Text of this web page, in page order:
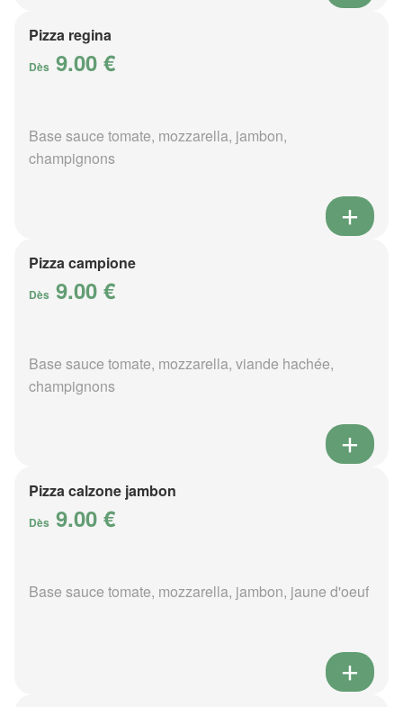
Pizza regina
Dès 9.00 €
Base sauce tomate, mozzarella, jambon,
champignons
Pizza campione
Dès 9.00 €
Base sauce tomate, mozzarella, viande hachée,
champignons
Pizza calzone jambon
Dès 9.00 €
Base sauce tomate, mozzarella, jambon, jaune d'oeuf